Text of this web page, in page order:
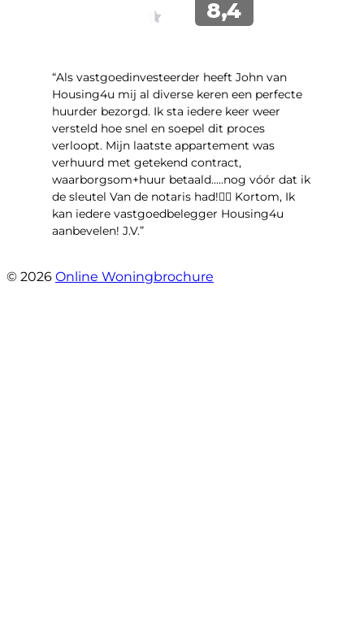
“Als vastgoedinvesteerder heeft John van
Housing4u mij al diverse keren een perfecte
huurder bezorgd. Ik sta iedere keer weer
versteld hoe snel en soepel dit proces
verloopt. Mijn laatste appartement was
verhuurd met getekend contract,
waarborgsom+huur betaald.....nog vóór dat ik
de sleutel Van de notaris had!👌🏻 Kortom, Ik
kan iedere vastgoedbelegger Housing4u
aanbevelen! J.V.”
© 2026 Online Woningbrochure